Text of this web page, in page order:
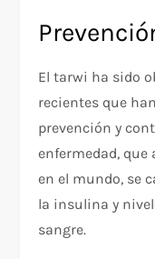
El tarwi ha sido
recientes que
prevención y
enfermedad, que
en el mundo, se
la insulina y
sangre.